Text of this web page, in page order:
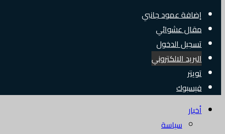
إضافة عمود جانبي
مقال عشوائي
تسجيل الدخول
البريد الالكتروني
تويتر
فيسبوك
أخبار
سياسة